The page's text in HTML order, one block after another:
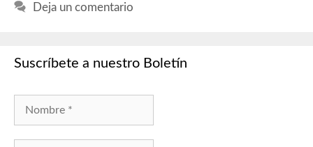
Deja un comentario
Suscríbete a nuestro Boletín